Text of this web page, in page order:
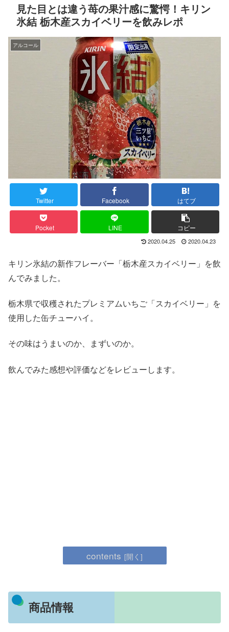
見た目とは違う苺の果汁感に驚愕！キリン
氷結 栃木産スカイベリーを飲みレポ
アルコール
Twitter Facebook はてブ
Pocket LINE コピー
2020.04.25 2020.04.23
キリン氷結の新作フレーバー「栃木産スカイベリー」を飲
んでみました。
栃木県で収穫されたプレミアムいちご「スカイベリー」を
使用した缶チューハイ。
その味はうまいのか、まずいのか。
飲んでみた感想や評価などをレビューします。
contents
商品情報